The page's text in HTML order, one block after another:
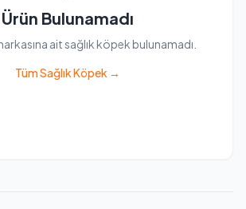
Ürün Bulunamadı
ait sağlık köpek bulunamadı.
Tüm Sağlık Köpek →